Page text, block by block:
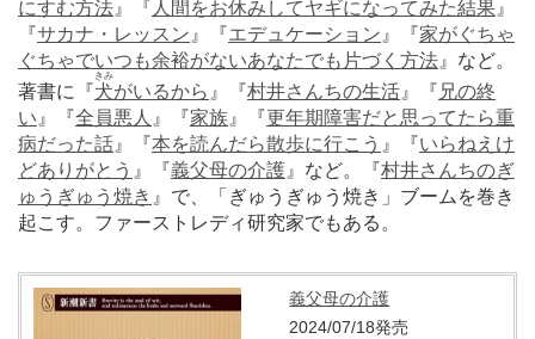
にすむ方法 』『 人間をお休みしてヤギになってみた結果 』
『サカナ・レッスン 』『エデュケーション 』『家がぐちゃ
ぐちゃでいつも余裕がないあなたでも片づく方法 』など。
著書に『犬
きみ
がいるから 』『村井さんちの生活 』『 兄の終
い 』『全員悪人 』『家族 』『更年期障害だと思ってたら重
病だった話 』『本を読んだら散歩に行こう 』『いらねえけ
どありがとう 』『義父母の介護 』など。『村井さんちのぎ
ゅうぎゅう焼き 』で、「ぎゅうぎゅう焼き」ブームを巻き
起こす。ファーストレディ研究家でもある。
義父母の介護
2024/07/18発売